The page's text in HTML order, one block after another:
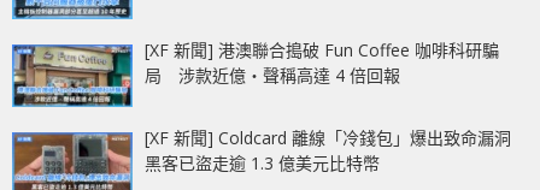
[XF 新聞] 港澳聯合搗破 Fun Coffee 咖啡科研騙
局 涉款近億‧聲稱高達 4 倍回報
[XF 新聞] Coldcard 離線「冷錢包」爆出致命漏洞
黑客已盜走逾 1.3 億美元比特幣